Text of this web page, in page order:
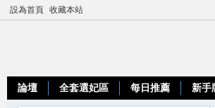
設為首頁 收藏本站
論壇 全套選妃區 每日推薦 新手